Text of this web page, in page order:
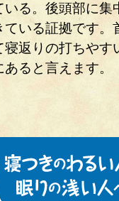
いる。後頭部に集
ている証拠です。
寝返りの打ちやす
ると言えます。